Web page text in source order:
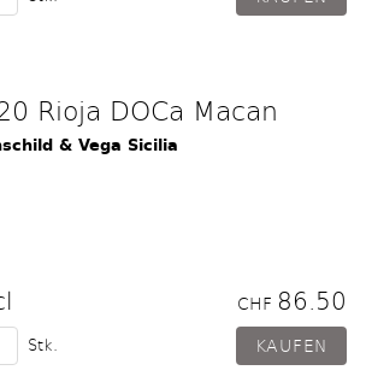
Rioja DOCa Macan
& Vega Sicilia
CHF 86.50
Stk.